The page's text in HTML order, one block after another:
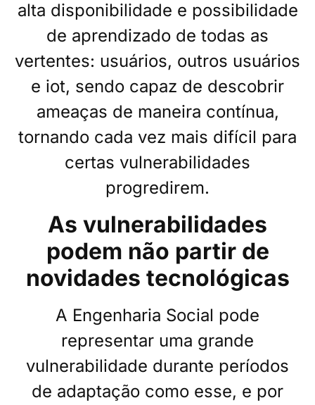
alta disponibilidade e possibilidade
de aprendizado de todas as
vertentes: usuários, outros usuários
e iot, sendo capaz de descobrir
ameaças de maneira contínua,
tornando cada vez mais difícil para
certas vulnerabilidades
progredirem.
As vulnerabilidades
podem não partir de
novidades tecnológicas
A Engenharia Social pode
representar uma grande
vulnerabilidade durante períodos
de adaptação como esse, e por